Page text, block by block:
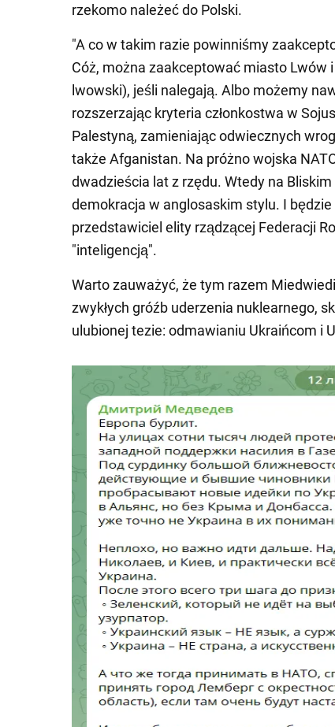
rzekomo należeć do Polski.
"A co w takim razie powinniśmy
Cóż, można zaakceptować miasto Lwów
lwowski), jeśli nalegają. Albo możemy
rozszerzając kryteria członkostwa w
Palestyną, zamieniając odwiecznych
także Afganistan. Na próżno wojska
dwadzieścia lat z rzędu. Wtedy na
demokracja w anglosaskim stylu. I będzie
przedstawiciel elity rządzącej Federacji
"inteligencją".
Warto zauważyć, że tym razem
zwykłych gróźb uderzenia nuklearnego,
ulubionej tezie: odmawianiu Ukraińcom i